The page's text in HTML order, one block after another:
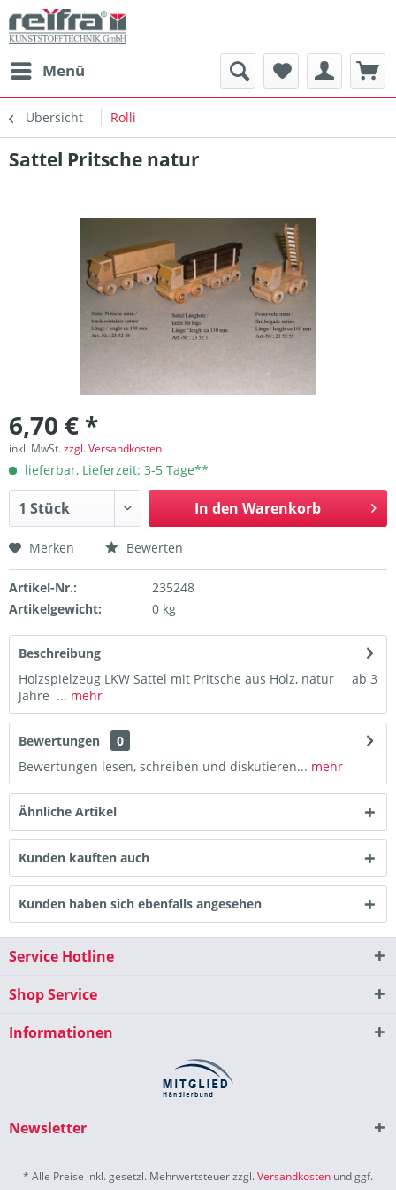
Menü
Übersicht Rolli
Sattel Pritsche natur
6,70 € *
inkl. MwSt.zzgl. Versandkosten
lieferbar, Lieferzeit: 3-5 Tage**
In den Warenkorb
Merken Bewerten
Artikel-Nr.:
235248
Artikelgewicht:
0 kg
Beschreibung
Holzspielzeug LKW Sattel mit Pritsche aus Holz, natur ab 3
Jahre ... mehr
Bewertungen
0
Bewertungen lesen, schreiben und diskutieren... mehr
Ähnliche Artikel
Kunden kauften auch
Kunden haben sich ebenfalls angesehen
Service Hotline
Shop Service
Informationen
Newsletter
* Alle Preise inkl. gesetzl. Mehrwertsteuer zzgl.Versandkosten und ggf.